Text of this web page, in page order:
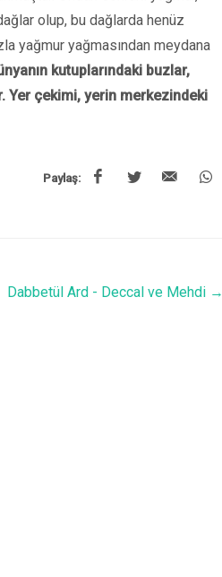
olup, bu dağlarda henüz
yağmur yağmasından meydana
kutuplarındaki buzlar,
Yer çekimi, yerin merkezindeki
Paylaş:
Dabbetül Ard - Deccal ve Mehdi→